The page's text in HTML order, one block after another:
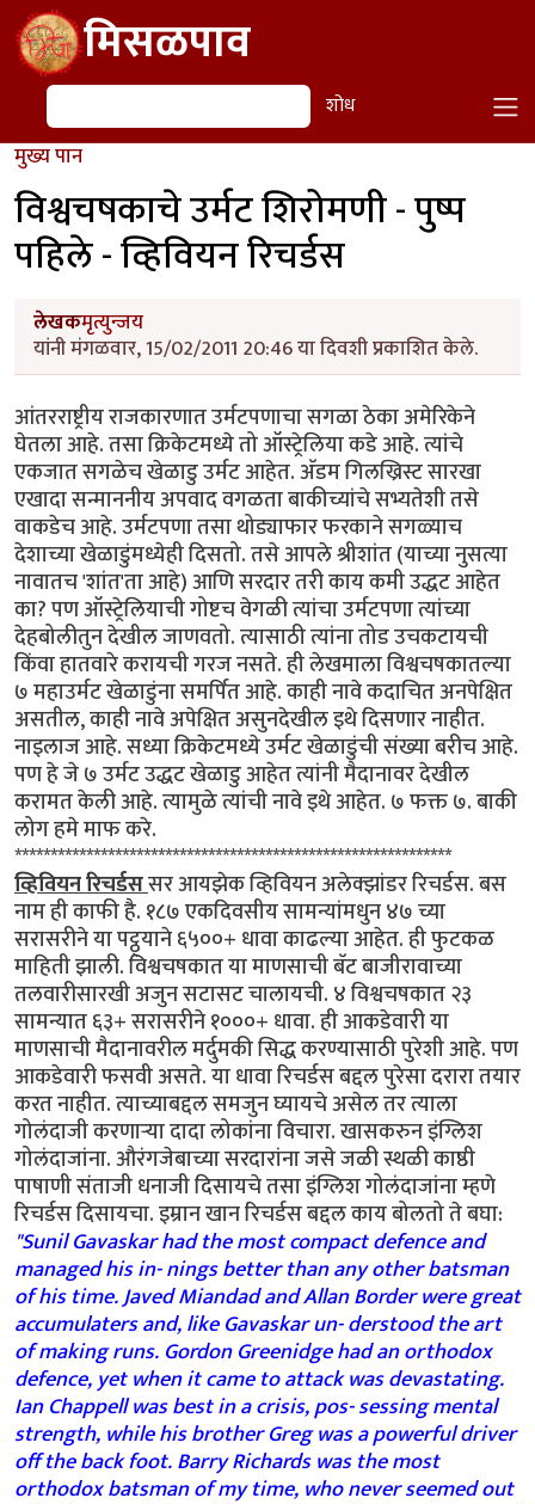
Skip to main contentमिसळपाव
शोध शोध
मुख्य पान
विश्वचषकाचे उर्मट शिरोमणी - पुष्प
पहिले - व्हिवियन रिचर्डस
लेखकमृत्युन्जय
यांनी मंगळवार, 15/02/2011 20:46 या दिवशी प्रकाशित केले.
आंतरराष्ट्रीय राजकारणात उर्मटपणाचा सगळा ठेका अमेरिकेने
घेतला आहे. तसा क्रिकेटमध्ये तो ऑस्ट्रेलिया कडे आहे. त्यांचे
एकजात सगळेच खेळाडु उर्मट आहेत. अ‍ॅडम गिलख्रिस्ट सारखा
एखादा सन्माननीय अपवाद वगळता बाकीच्यांचे सभ्यतेशी तसे
वाकडेच आहे. उर्मटपणा तसा थोड्याफार फरकाने सगळ्याच
देशाच्या खेळाडुंमध्येही दिसतो. तसे आपले श्रीशांत (याच्या नुसत्या
नावातच 'शांत'ता आहे) आणि सरदार तरी काय कमी उद्धट आहेत
का? पण ऑस्ट्रेलियाची गोष्टच वेगळी त्यांचा उर्मटपणा त्यांच्या
देहबोलीतुन देखील जाणवतो. त्यासाठी त्यांना तोड उचकटायची
किंवा हातवारे करायची गरज नसते. ही लेखमाला विश्वचषकातल्या
७ महाउर्मट खेळाडुंना समर्पित आहे. काही नावे कदाचित अनपेक्षित
असतील, काही नावे अपेक्षित असुनदेखील इथे दिसणार नाहीत.
नाइलाज आहे. सध्या क्रिकेटमध्ये उर्मट खेळाडुंची संख्या बरीच आहे.
पण हे जे ७ उर्मट उद्धट खेळाडु आहेत त्यांनी मैदानावर देखील
करामत केली आहे. त्यामुळे त्यांची नावे इथे आहेत. ७ फक्त ७. बाकी
लोग हमे माफ करे.
*************************************************************
व्हिवियन रिचर्डससर आयझेक व्हिवियन अलेक्झांडर रिचर्डस. बस
नाम ही काफी है. १८७ एकदिवसीय सामन्यांमधुन ४७ च्या
सरासरीने या पट्ठ्याने ६५००+ धावा काढल्या आहेत. ही फुटकळ
माहिती झाली. विश्वचषकात या माणसाची बॅट बाजीरावाच्या
तलवारीसारखी अजुन सटासट चालायची. ४ विश्वचषकात २३
सामन्यात ६३+ सरासरीने १०००+ धावा. ही आकडेवारी या
माणसाची मैदानावरील मर्दुमकी सिद्ध करण्यासाठी पुरेशी आहे. पण
आकडेवारी फसवी असते. या धावा रिचर्डस बद्दल पुरेसा दरारा तयार
करत नाहीत. त्याच्याबद्दल समजुन घ्यायचे असेल तर त्याला
गोलंदाजी करणार्‍या दादा लोकांना विचारा. खासकरुन इंग्लिश
गोलंदाजांना. औरंगजेबाच्या सरदारांना जसे जळी स्थळी काष्ठी
पाषाणी संताजी धनाजी दिसायचे तसा इंग्लिश गोलंदाजांना म्हणे
रिचर्डस दिसायचा. इम्रान खान रिचर्डस बद्दल काय बोलतो ते बघा:
"Sunil Gavaskar had the most compact defence and
managed his in- nings better than any other batsman
of his time. Javed Miandad and Allan Border were great
accumulaters and, like Gavaskar un- derstood the art
of making runs. Gordon Greenidge had an orthodox
defence, yet when it came to attack was devastating.
Ian Chappell was best in a crisis, pos- sessing mental
strength, while his brother Greg was a powerful driver
off the back foot. Barry Richards was the most
orthodox batsman of my time, who never seemed out